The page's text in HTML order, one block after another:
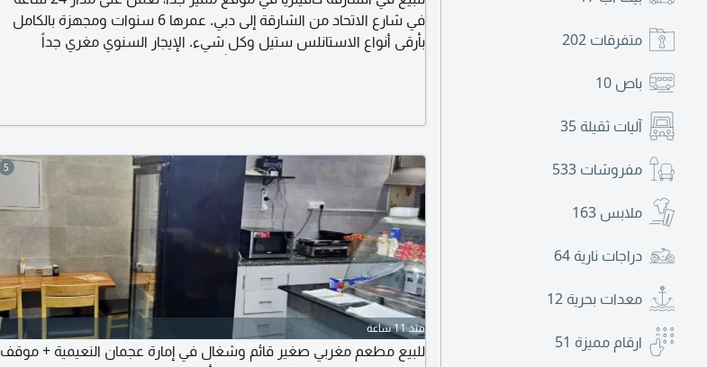
متفرقات 202
باص 10
آليات ثقيلة 35
مفروشات 533
ملابس 163
دراجات نارية 64
معدات بحرية 12
ارقام مميزة 51
في شارع الاتحاد من الشارقة إلى دبي. عمرها 6 سنوات ومجهزة بالكامل
بأرقى أنواع الاستانلس ستيل وكل شيء. الإيجار السنوي مغري جداً
5
منذ 11 ساعة
للبيع مطعم مغربي صغير قائم وشغال في إمارة عجمان النعيمية + موقف